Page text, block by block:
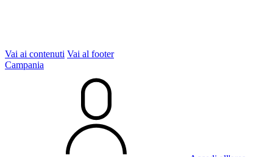
Vai ai contenuti Vai al footer
Campania